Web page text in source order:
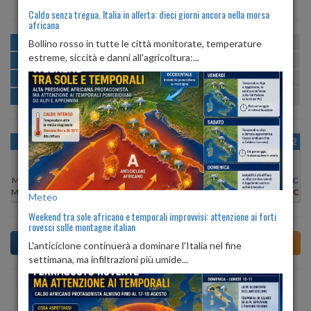
MATTINA min:21º max:30º U:44%
POMERIGGIO min:30º max:32º
SERA min: 25º max:31º U:82%-89%
NOTTE min:21º max:23º U:86%
OGGI
Min:
31°C
Max:32°C
VEN 07
Min:
25°C
Max:27°C
SAB 08
Min:26°C
Max:29°C
DOM 09
Min:27°C
Max:28°C
LUN 10
Min:
30°C
Max:32°C
MAR 11
Min:31°C
Max:31°C
MER 12
Min:
29°C
Max:33°C
Previsioni del Tempo a Arba tra 4 giorni
Caldo senza tregua, Italia in allerta: dieci giorni ancora nella morsa
africana
Bollino rosso in tutte le città monitorate, temperature
estreme, siccità e danni all'agricoltura:...
Meteo
Weekend tra sole africano e temporali improvvisi: attenzione ai forti
rovesci sulle montagne italian
L'anticiclone continuerà a dominare l'Italia nel fine
settimana, ma infiltrazioni più umide...